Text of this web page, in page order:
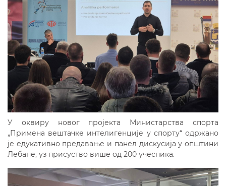
У оквиру новог пројекта Министарства спорта
„Примена вештачке интелигенције у спорту“ одржано
је едукативно предавање и панел дискусија у општини
Лебане, уз присуство више од 200 учесника.